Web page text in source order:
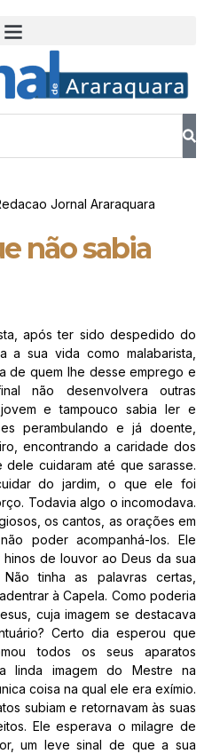
Jornal Araraquara
não sabia
após ter sido despedido do
a sua vida como malabarista,
de quem lhe desse emprego e
não desenvolvera outras
e tampouco sabia ler e
perambulando e já doente,
encontrando a caridade dos
cuidaram até que sarasse.
do jardim, o que ele foi
Todavia algo o incomodava.
os cantos, as orações em
poder acompanhá-los. Ele
de louvor ao Deus da sua
tinha as palavras certas,
à Capela. Como poderia
cuja imagem se destacava
Certo dia esperou que
todos os seus aparatos
linda imagem do Mestre na
coisa na qual ele era exímio.
subiam e retornavam às suas
Ele esperava o milagre de
um leve sinal de que a sua